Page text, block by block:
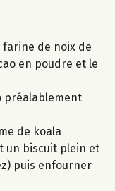
de noix de
en poudre et le
préalablement
de koala
un biscuit plein et
puis enfourner